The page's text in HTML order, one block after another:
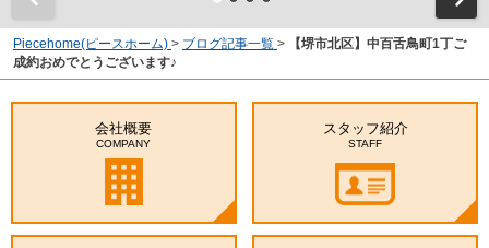
Piecehome(ピースホーム) > ブログ記事一覧 >
【堺市北区】中百舌鳥町1丁ご
成約おめでとうございます♪
会社概要
COMPANY
スタッフ紹介
STAFF